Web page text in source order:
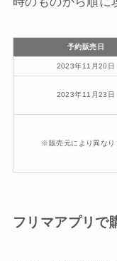
予約販売日
2023年11月20日
2023年11月23日
※販売元により異なり
フリマアプリで